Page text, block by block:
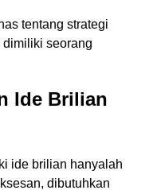
tentang strategi
seorang
Ide Brilian
ide brilian hanyalah
dibutuhkan